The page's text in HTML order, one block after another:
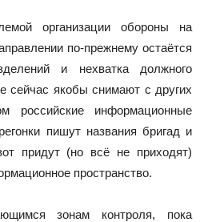
организации обороны на
по-прежнему остаётся
и нехватка должного
сейчас якобы снимают с других
российские информационные
пишут названия бригад и
придут (но всё не приходят)
пространство.
зонам контроля, пока